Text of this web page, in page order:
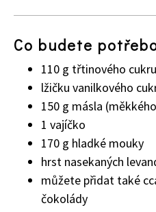
Co budete
110 g třtinového cukru
lžičku vanilkového
150 g másla
1 vajíčko
170 g hladké mouky
hrst nasekaných
můžete přidat také
čokolády